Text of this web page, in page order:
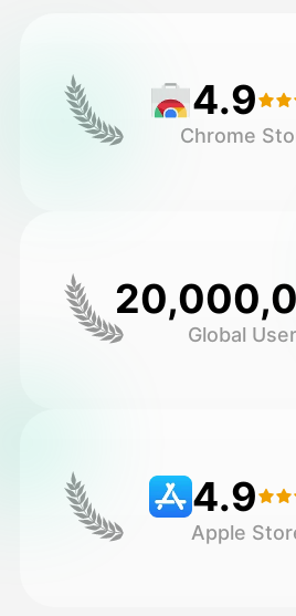
صور منظمة العفو الدولية
أدوات أخرى
الاستعراض
التسعير
4.9
Chrome
Global
4.9
Apple